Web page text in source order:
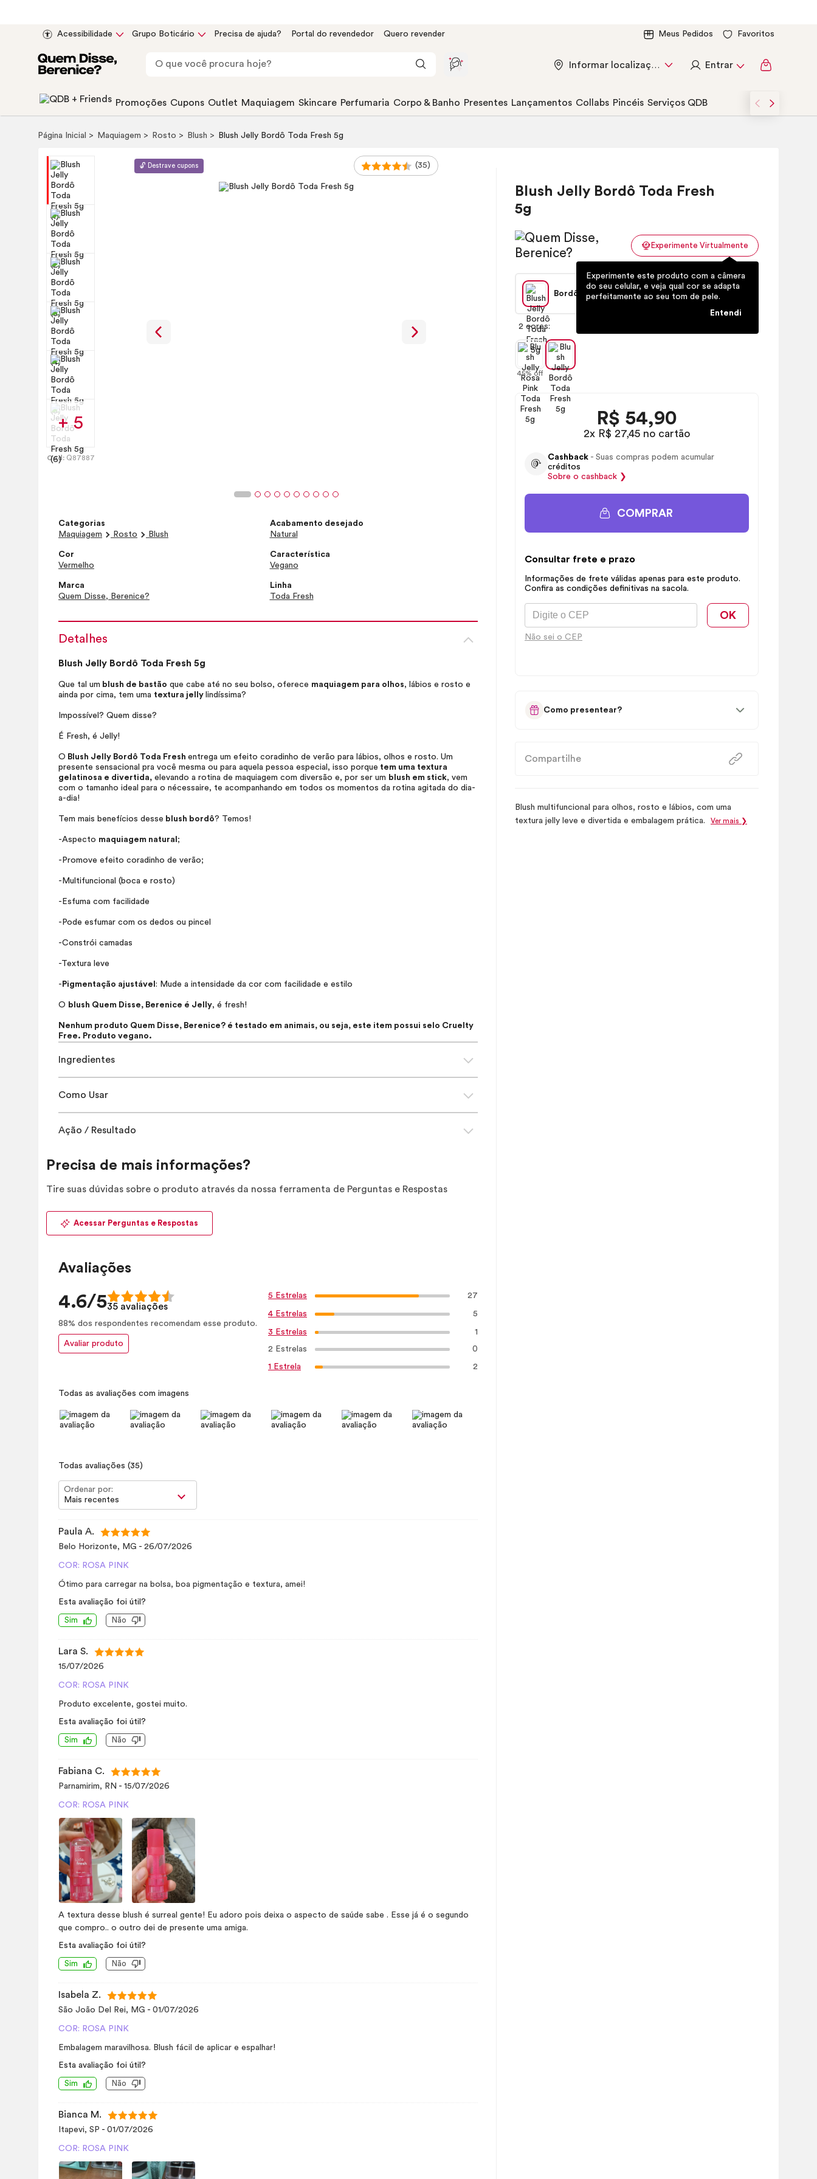
Acessibilidade Grupo Boticário Precisa de ajuda? Portal do revendedor Quero revender Meus Pedidos Favoritos
Informar localização Entrar
Promoções Cupons Outlet Maquiagem Skincare Perfumaria Corpo & Banho Presentes Lançamentos Collabs Pincéis Serviços QDB
Página Inicial Maquiagem Rosto Blush Blush Jelly Bordô Toda Fresh 5g
Blush Jelly Bordô Toda Fresh
5g
Experimente Virtualmente
Experimente este produto com a câmera
do seu celular, e veja qual cor se adapta
perfeitamente ao seu tom de pele.
Entendi
Bordô Ver todas (2)
2 cores:
45% off
R$ 54,90
2x R$ 27,45 no cartão
Cashback - Suas compras podem acumular
créditos
Sobre o cashback ❯
COMPRAR
Consultar frete e prazo
Informações de frete válidas apenas para este produto.
Confira as condições definitivas na sacola.
OK
Não sei o CEP
Como presentear?
Compartilhe
Blush multifuncional para olhos, rosto e lábios, com uma
textura jelly leve e divertida e embalagem prática.
Ver mais ❯
🔓 Destrave cupons (35)
+ 5
Cod: Q87887
Categorias
Maquiagem
Rosto Blush
Acabamento desejado
Natural
Cor
Vermelho
Característica
Vegano
Marca
Quem Disse, Berenice?
Linha
Toda Fresh
Detalhes
Blush Jelly Bordô Toda Fresh 5g
Que tal um blush de bastão que cabe até no seu bolso, oferece maquiagem para olhos, lábios e rosto e
ainda por cima, tem uma textura jelly lindíssima?
Impossível? Quem disse?
É Fresh, é Jelly!
O Blush Jelly Bordô Toda Fresh entrega um efeito coradinho de verão para lábios, olhos e rosto. Um
presente sensacional pra você mesma ou para aquela pessoa especial, isso porque tem uma textura
gelatinosa e divertida, elevando a rotina de maquiagem com diversão e, por ser um blush em stick, vem
com o tamanho ideal para o nécessaire, te acompanhando em todos os momentos da rotina agitada do dia-
a-dia!
Tem mais benefícios desse blush bordô? Temos!
-Aspecto maquiagem natural ;
-Promove efeito coradinho de verão;
-Multifuncional (boca e rosto)
-Esfuma com facilidade
-Pode esfumar com os dedos ou pincel
-Constrói camadas
-Textura leve
- Pigmentação ajustável : Mude a intensidade da cor com facilidade e estilo
O blush Quem Disse, Berenice é Jelly, é fresh!
Nenhum produto Quem Disse, Berenice? é testado em animais, ou seja, este item possui selo Cruelty
Free. Produto vegano.
Ingredientes
Como Usar
Ação / Resultado
Precisa de mais informações?
Tire suas dúvidas sobre o produto através da nossa ferramenta de Perguntas e Respostas
Acessar Perguntas e Respostas
Avaliações
4.6/535 avaliações
88% dos respondentes recomendam esse produto.
Avaliar produto
5 Estrelas 27
4 Estrelas 5
3 Estrelas 1
2 Estrelas 0
1 Estrela 2
Todas as avaliações com imagens
Todas avaliações (35)
Ordenar por:
Mais recentes
Paula A.
Belo Horizonte, MG - 26/07/2026
COR: ROSA PINK
Ótimo para carregar na bolsa, boa pigmentação e textura, amei!
Esta avaliação foi útil?
Sim Não
Lara S.
15/07/2026
COR: ROSA PINK
Produto excelente, gostei muito.
Esta avaliação foi útil?
Sim Não
Fabiana C.
Parnamirim, RN - 15/07/2026
COR: ROSA PINK
A textura desse blush é surreal gente! Eu adoro pois deixa o aspecto de saúde sabe . Esse já é o segundo
que compro.. o outro dei de presente uma amiga.
Esta avaliação foi útil?
Sim Não
Isabela Z.
São João Del Rei, MG - 01/07/2026
COR: ROSA PINK
Embalagem maravilhosa. Blush fácil de aplicar e espalhar!
Esta avaliação foi útil?
Sim Não
Bianca M.
Itapevi, SP - 01/07/2026
COR: ROSA PINK